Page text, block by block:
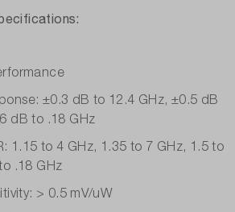
±0.3 dB to 12.4 GHz, ±0.5 dB
dB to .18 GHz
1.15 to 4 GHz, 1.35 to 7 GHz, 1.5 to
.18 GHz
> 0.5 mV/uW